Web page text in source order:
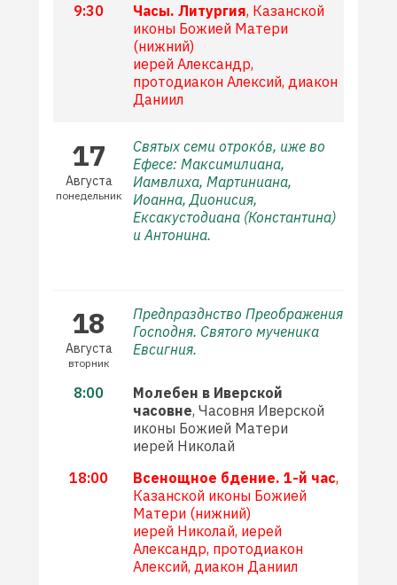
9:30
Часы. Литургия, Казанской
иконы Божией Матери
(нижний)
иерей Александр,
протодиакон Алексий, диакон
Даниил
17
Августа
понедельник
Святых семи отроко́в, иже во
Ефесе: Максимилиана,
Иамвлиха, Мартиниана,
Иоанна, Дионисия,
Ексакустодиана (Константина)
и Антонина.
18
Августа
вторник
Предпразднство Преображения
Господня. Святого мученика
Евсигния.
8:00
Молебен в Иверской
часовне, Часовня Иверской
иконы Божией Матери
иерей Николай
18:00
Всенощное бдение. 1-й час,
Казанской иконы Божией
Матери (нижний)
иерей Николай, иерей
Александр, протодиакон
Алексий, диакон Даниил